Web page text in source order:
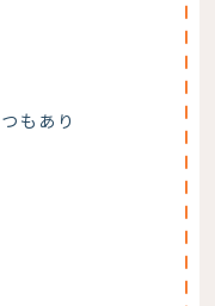
もあり